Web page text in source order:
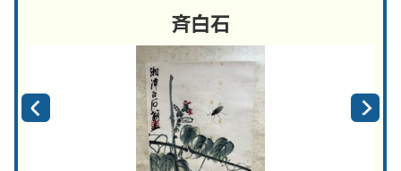
斉白石